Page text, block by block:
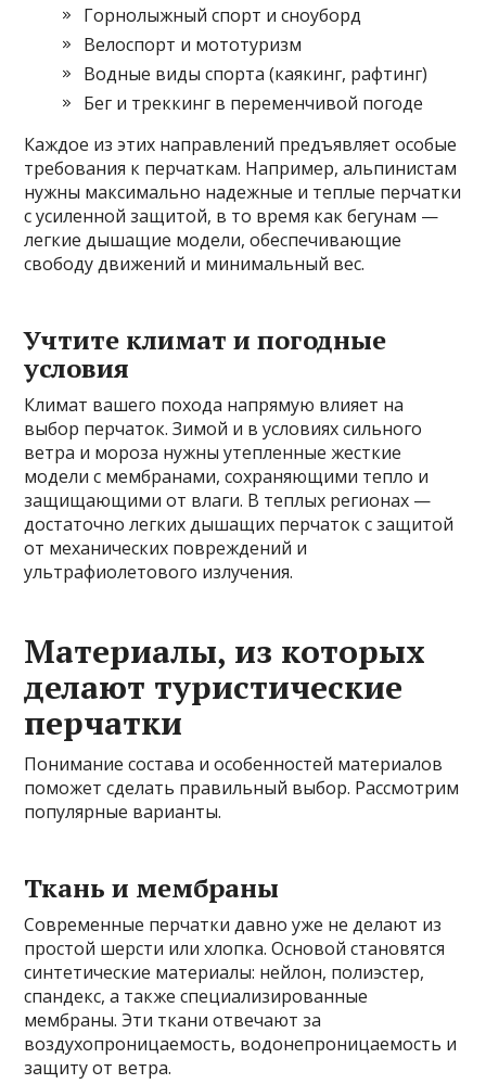
Горнолыжный спорт и сноуборд
Велоспорт и мототуризм
Водные виды спорта (каякинг, рафтинг)
Бег и треккинг в переменчивой погоде
Каждое из этих направлений предъявляет особые
требования к перчаткам. Например, альпинистам
нужны максимально надежные и теплые перчатки
с усиленной защитой, в то время как бегунам —
легкие дышащие модели, обеспечивающие
свободу движений и минимальный вес.
Учтите климат и погодные
условия
Климат вашего похода напрямую влияет на
выбор перчаток. Зимой и в условиях сильного
ветра и мороза нужны утепленные жесткие
модели с мембранами, сохраняющими тепло и
защищающими от влаги. В теплых регионах —
достаточно легких дышащих перчаток с защитой
от механических повреждений и
ультрафиолетового излучения.
Материалы, из которых
делают туристические
перчатки
Понимание состава и особенностей материалов
поможет сделать правильный выбор. Рассмотрим
популярные варианты.
Ткань и мембраны
Современные перчатки давно уже не делают из
простой шерсти или хлопка. Основой становятся
синтетические материалы: нейлон, полиэстер,
спандекс, а также специализированные
мембраны. Эти ткани отвечают за
воздухопроницаемость, водонепроницаемость и
защиту от ветра.